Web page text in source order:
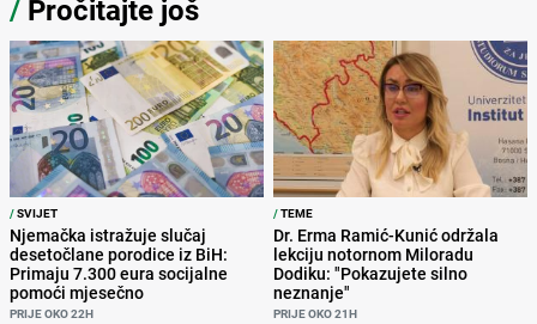
/ Pročitajte još
/SVIJET
Njemačka istražuje slučaj
desetočlane porodice iz BiH:
Primaju 7.300 eura socijalne
pomoći mjesečno
PRIJE OKO 22H
/TEME
Dr. Erma Ramić-Kunić održala
lekciju notornom Miloradu
Dodiku: "Pokazujete silno
neznanje"
PRIJE OKO 21H